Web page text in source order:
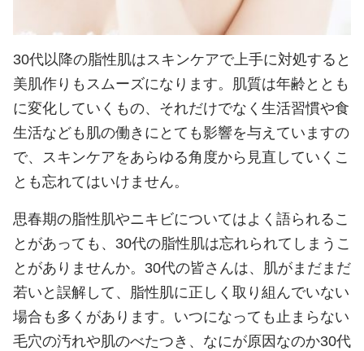
30代以降の脂性肌はスキンケアで上手に対処すると
美肌作りもスムーズになります。肌質は年齢ととも
に変化していくもの、それだけでなく生活習慣や食
生活なども肌の働きにとても影響を与えていますの
で、スキンケアをあらゆる角度から見直していくこ
とも忘れてはいけません。
思春期の脂性肌やニキビについてはよく語られるこ
とがあっても、30代の脂性肌は忘れられてしまうこ
とがありませんか。30代の皆さんは、肌がまだまだ
若いと誤解して、脂性肌に正しく取り組んでいない
場合も多くがあります。いつになっても止まらない
毛穴の汚れや肌のべたつき、なにが原因なのか30代